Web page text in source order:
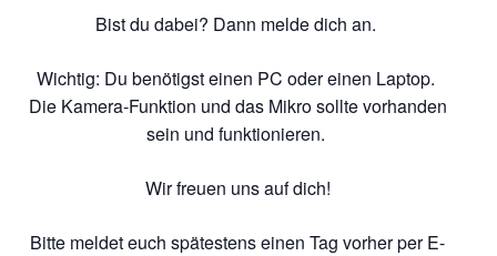
Bist du dabei? Dann melde dich an.
Wichtig: Du benötigst einen PC oder einen Laptop.
Die Kamera-Funktion und das Mikro sollte vorhanden
sein und funktionieren.
Wir freuen uns auf dich!
Bitte meldet euch spätestens einen Tag vorher per E-